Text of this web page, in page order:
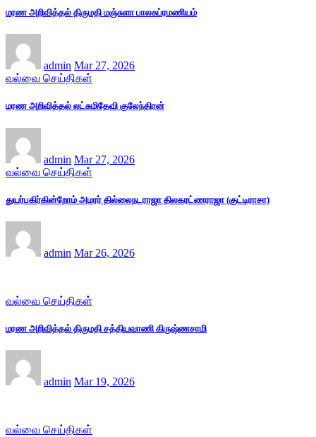
மரண அறிவித்தல் திருமதி மஞ்சுளா பாலசுப்ரமணியம்
admin Mar 27, 2026
வல்வை செய்திகள்
மரண அறிவித்தல் லட்சுமிதேவி குலேந்திரன்
admin Mar 27, 2026
வல்வை செய்திகள்
துயர்பகிர்கின்றோம் அமரர் தில்லைநடராஜா திலகரட்ணராஜா (குட்டிராசா)
admin Mar 26, 2026
வல்வை செய்திகள்
மரண அறிவித்தல் திருமதி சத்தியவாணி கிருஷ்ணசாமி
admin Mar 19, 2026
வல்வை செய்திகள்